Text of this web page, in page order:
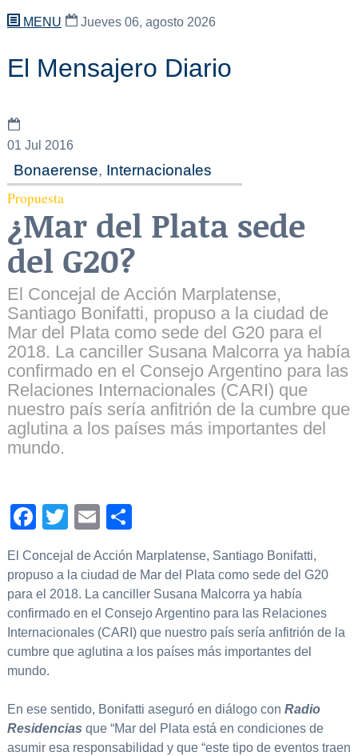
MENU Jueves 06, agosto 2026
El Mensajero Diario
01 Jul 2016
Bonaerense, Internacionales
Propuesta
¿Mar del Plata sede
del G20?
El Concejal de Acción Marplatense,
Santiago Bonifatti, propuso a la ciudad de
Mar del Plata como sede del G20 para el
2018. La canciller Susana Malcorra ya había
confirmado en el Consejo Argentino para las
Relaciones Internacionales (CARI) que
nuestro país sería anfitrión de la cumbre que
aglutina a los países más importantes del
mundo.
Facebook
TwitterEmail
El Concejal de Acción Marplatense, Santiago Bonifatti,
propuso a la ciudad de Mar del Plata como sede del G20
para el 2018. La canciller Susana Malcorra ya había
confirmado en el Consejo Argentino para las Relaciones
Internacionales (CARI) que nuestro país sería anfitrión de la
cumbre que aglutina a los países más importantes del
mundo.
En ese sentido, Bonifatti aseguró en diálogo con Radio
Residencias que “Mar del Plata está en condiciones de
asumir esa responsabilidad y que “este tipo de eventos traen